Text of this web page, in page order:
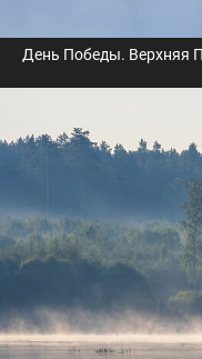
День Победы. Верхняя